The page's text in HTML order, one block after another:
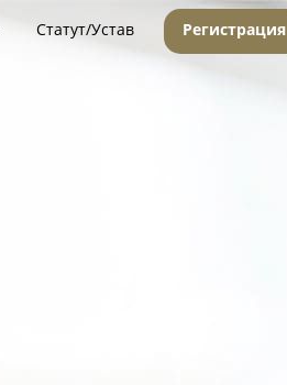
Статут/Устав Регистрация